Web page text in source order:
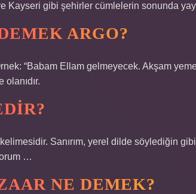
Kayseri gibi şehirler cümlelerin sonunda
ARGO?
“Babam Ellam gelmeyecek. Akşam
olanıdır.
Sanırım, yerel dilde söylediğin
…
NE DEMEK?